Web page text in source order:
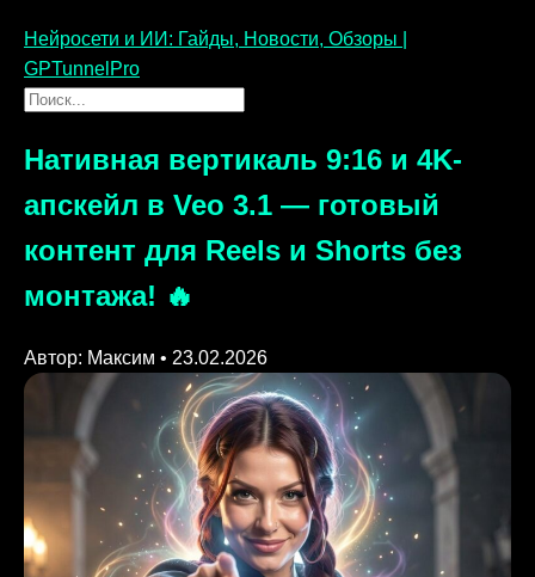
Нейросети и ИИ: Гайды, Новости, Обзоры |
GPTunnelPro
Нативная вертикаль 9:16 и 4K-
апскейл в Veo 3.1 — готовый
контент для Reels и Shorts без
монтажа! 🔥
Автор: Максим • 23.02.2026